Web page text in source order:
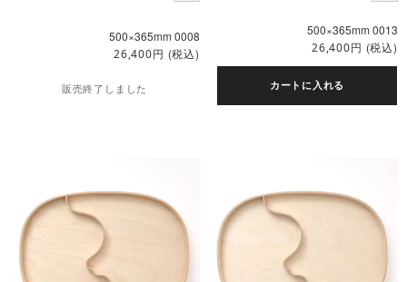
500×365mm 0008
26,400円 (税込)
販売終了しました
500×365mm 0013
26,400円 (税込)
カートに入れる